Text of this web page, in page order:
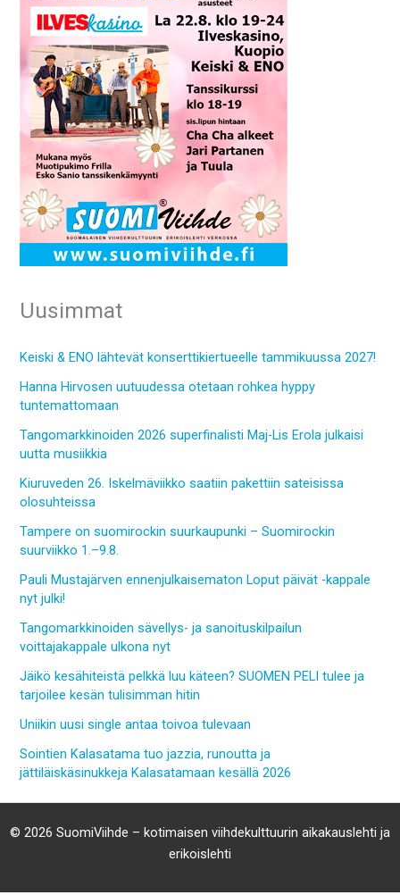
Uusimmat
Keiski & ENO lähtevät konserttikiertueelle tammikuussa 2027!
Hanna Hirvosen uutuudessa otetaan rohkea hyppy
tuntemattomaan
Tangomarkkinoiden 2026 superfinalisti Maj-Lis Erola julkaisi
uutta musiikkia
Kiuruveden 26. Iskelmäviikko saatiin pakettiin sateisissa
olosuhteissa
Tampere on suomirockin suurkaupunki – Suomirockin
suurviikko 1.–9.8.
Pauli Mustajärven ennenjulkaisematon Loput päivät -kappale
nyt julki!
Tangomarkkinoiden sävellys- ja sanoituskilpailun
voittajakappale ulkona nyt
Jäikö kesähiteistä pelkkä luu käteen? SUOMEN PELI tulee ja
tarjoilee kesän tulisimman hitin
Uniikin uusi single antaa toivoa tulevaan
Sointien Kalasatama tuo jazzia, runoutta ja
jättiläiskäsinukkeja Kalasatamaan kesällä 2026
© 2026 SuomiViihde – kotimaisen viihdekulttuurin aikakauslehti ja
erikoislehti